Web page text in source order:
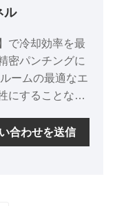
ル
で冷却効率を最
密パンチングに
ームの最適なエ
にすることなく
求めるITチーム
ストを抑えま
合わせを送信